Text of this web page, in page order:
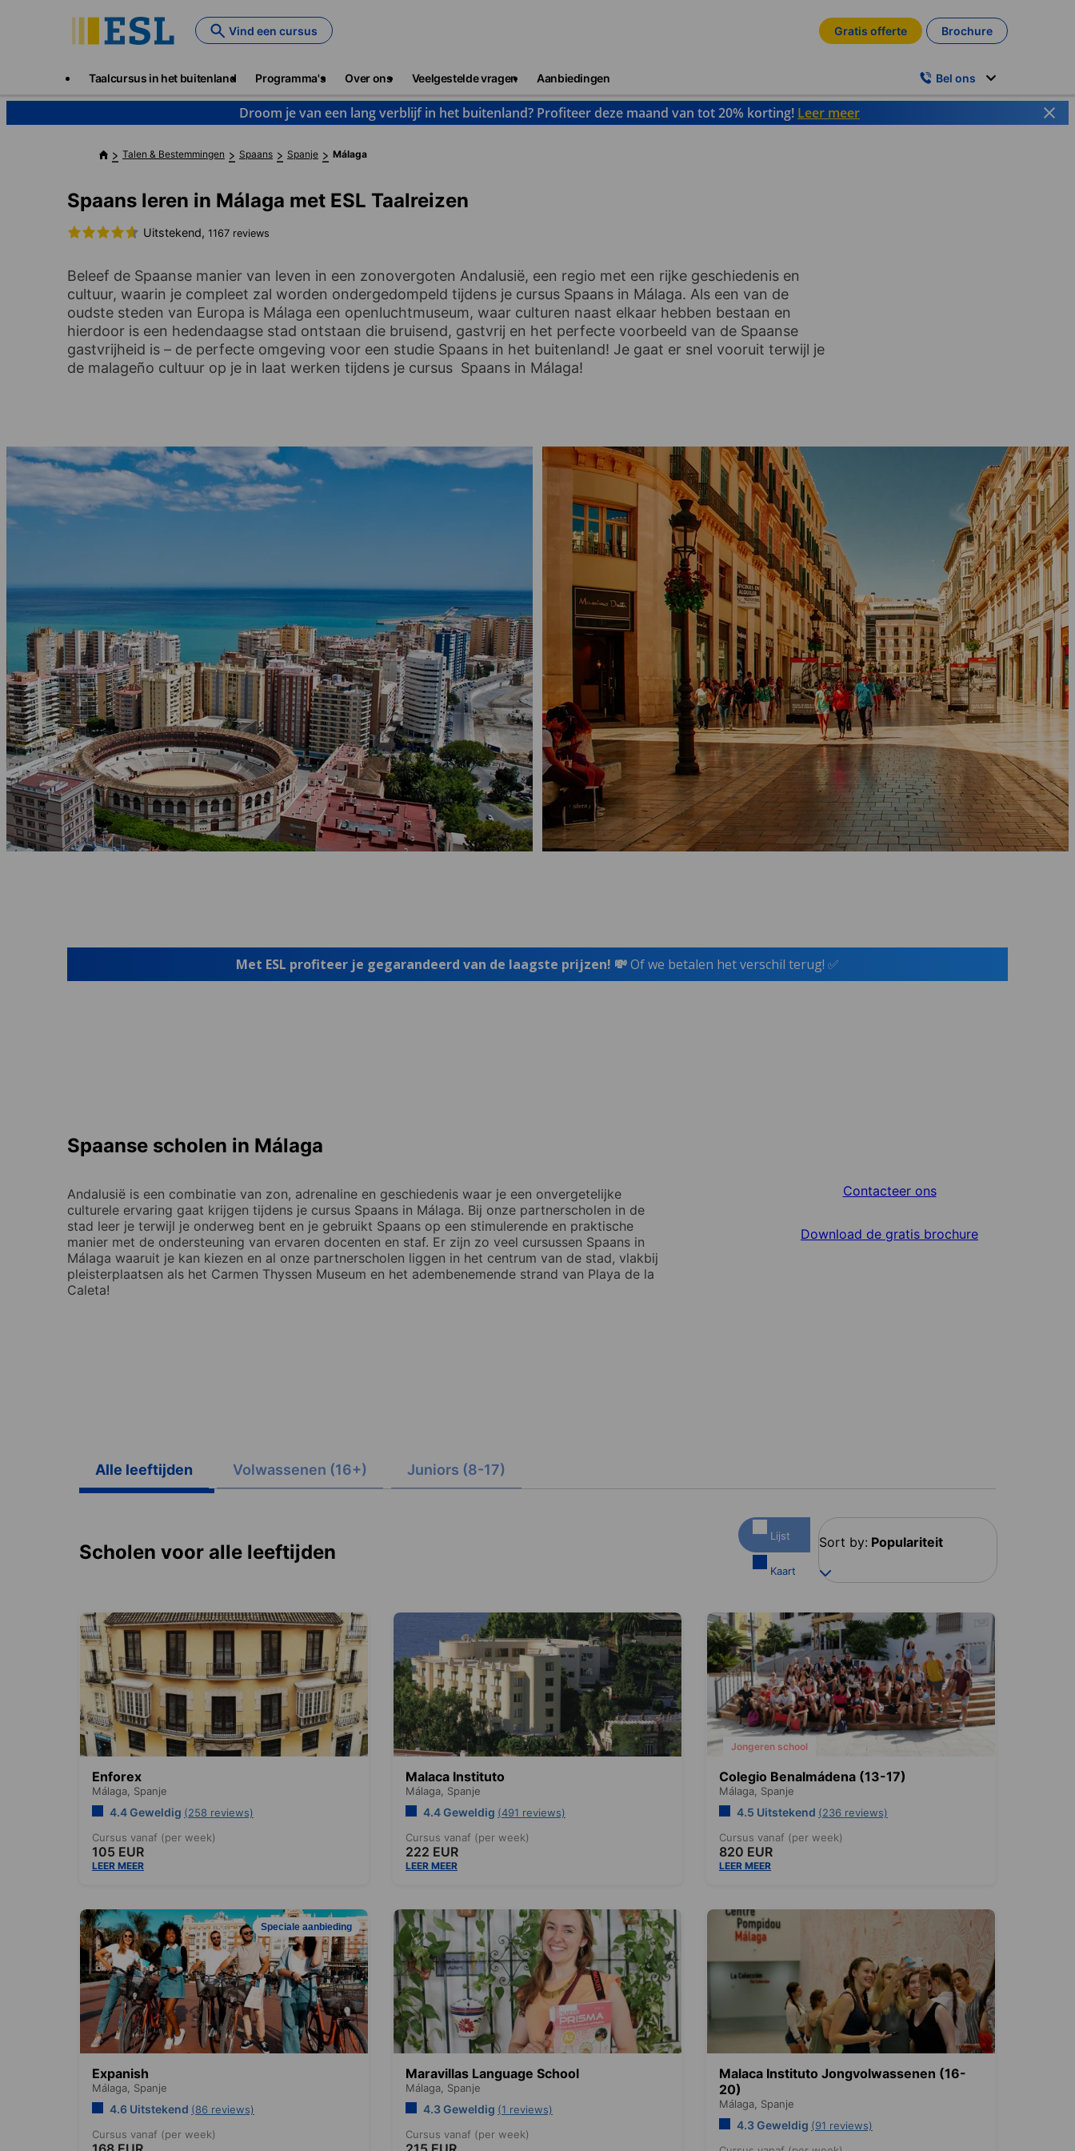
Vind een cursus Gratis offerte Brochure
Taalcursus in het buitenland Programma's Over ons Veelgestelde vragen Aanbiedingen Bel ons
Droom je van een lang verblijf in het buitenland? Profiteer deze maand van tot 20% korting! Leer meer
Talen & Bestemmingen Spaans Spanje Málaga
Spaans leren in Málaga met ESL Taalreizen
Uitstekend, 1167 reviews
Beleef de Spaanse manier van leven in een zonovergoten Andalusië, een regio met een rijke geschiedenis en
cultuur, waarin je compleet zal worden ondergedompeld tijdens je cursus Spaans in Málaga. Als een van de
oudste steden van Europa is Málaga een openluchtmuseum, waar culturen naast elkaar hebben bestaan en
hierdoor is een hedendaagse stad ontstaan die bruisend, gastvrij en het perfecte voorbeeld van de Spaanse
gastvrijheid is – de perfecte omgeving voor een studie Spaans in het buitenland! Je gaat er snel vooruit terwijl je
de malageño cultuur op je in laat werken tijdens je cursus Spaans in Málaga!
Met ESL profiteer je gegarandeerd van de laagste prijzen! 💸Of we betalen het verschil terug! ✅
Spaanse scholen in Málaga
Andalusië is een combinatie van zon, adrenaline en geschiedenis waar je een onvergetelijke
culturele ervaring gaat krijgen tijdens je cursus Spaans in Málaga. Bij onze partnerscholen in de
stad leer je terwijl je onderweg bent en je gebruikt Spaans op een stimulerende en praktische
manier met de ondersteuning van ervaren docenten en staf. Er zijn zo veel cursussen Spaans in
Málaga waaruit je kan kiezen en al onze partnerscholen liggen in het centrum van de stad, vlakbij
pleisterplaatsen als het Carmen Thyssen Museum en het adembenemende strand van Playa de la
Caleta!
Contacteer ons
Download de gratis brochure
Alle leeftijden Volwassenen (16+) Juniors (8-17)
Scholen voor alle leeftijden
Lijst
Kaart
Sort by: Populariteit
Enforex
Málaga, Spanje
4.4 Geweldig (258 reviews)
Cursus vanaf (per week)
105 EUR
LEER MEER
Malaca Instituto
Málaga, Spanje
4.4 Geweldig (491 reviews)
Cursus vanaf (per week)
222 EUR
LEER MEER
Jongeren school
Colegio Benalmádena (13-17)
Málaga, Spanje
4.5 Uitstekend (236 reviews)
Cursus vanaf (per week)
820 EUR
LEER MEER
Speciale aanbieding
Expanish
Málaga, Spanje
4.6 Uitstekend (86 reviews)
Cursus vanaf (per week)
Maravillas Language School
Málaga, Spanje
4.3 Geweldig (1 reviews)
Cursus vanaf (per week)
Malaca Instituto Jongvolwassenen (16-
20)
Málaga, Spanje
4.3 Geweldig (91 reviews)